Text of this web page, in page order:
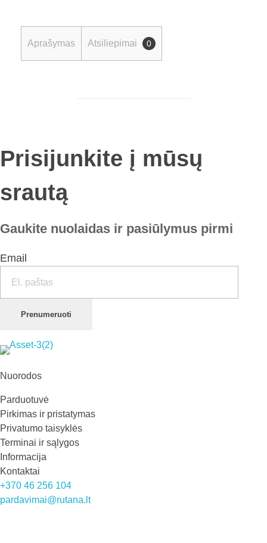
Aprašymas Atsiliepimai 0
Prisijunkite į mūsų
srautą
Gaukite nuolaidas ir pasiūlymus pirmi
Email
Prenumeruoti
Rutana - Raštinės reikmenys
Prekiaujame pasaulinėje rinkoje pripažintomis, kokybiškomis biuro prekėmis tokių gamintojų kaip: Schneider, Esselte, Novus, 3M, Faber-Castell, Citizen, Milan, Leitz, Colop, Zebra, Staedtler, Durable, Tork, Parker, Waterman ir kt.
Nuorodos
Parduotuvė
Pirkimas ir pristatymas
Privatumo taisyklės
Terminai ir sąlygos
Informacija
Kontaktai
+370 46 256 104
pardavimai@rutana.lt